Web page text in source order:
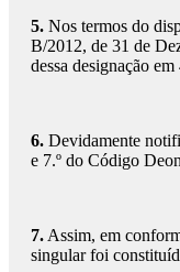
5. Nos termos do
B/2012, de 31 de
dessa designação
6. Devidamente
e 7.º do Código
7. Assim, em
singular foi